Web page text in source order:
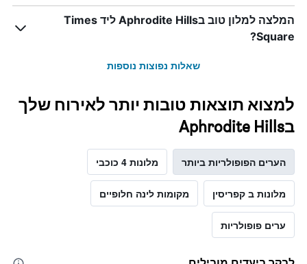
המלצה למלון טוב בAphrodite Hills ליד Times
Square?
שאלות נפוצות נוספות
למצוא תוצאות טובות יותר לאירוח שלך
בAphrodite Hills
הערים הפופולריות ביותר מלונות 4 כוכבי
מלונות ב קפריסין מקומות לינה חלופיים
ערים פופולריות